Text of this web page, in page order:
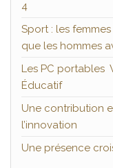
4
Sport : les
que les hommes
Les PC portables
Éducatif
Une contribution
l’innovation
Une présence